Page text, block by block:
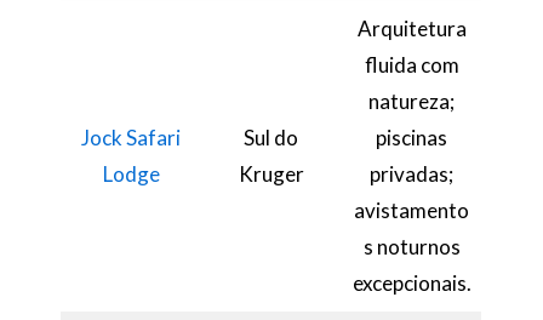
Jock Safari
Lodge
Sul do
Kruger
Arquitetura
fluida com
natureza;
piscinas
privadas;
avistamento
s noturnos
excepcionais.